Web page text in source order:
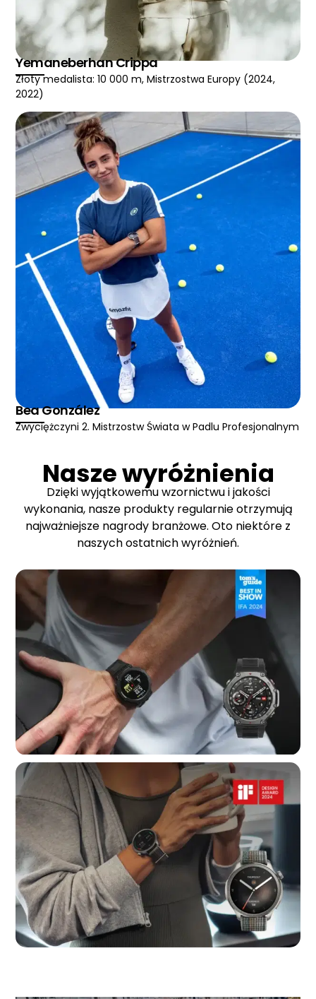
Yemaneberhan Crippa
Złoty medalista: 10 000 m, Mistrzostwa Europy (2024,
2022)
Bea González
Zwyciężczyni 2. Mistrzostw Świata w Padlu Profesjonalnym
Nasze wyróżnienia
Dzięki wyjątkowemu wzornictwu i jakości
wykonania, nasze produkty regularnie otrzymują
najważniejsze nagrody branżowe. Oto niektóre z
naszych ostatnich wyróżnień.